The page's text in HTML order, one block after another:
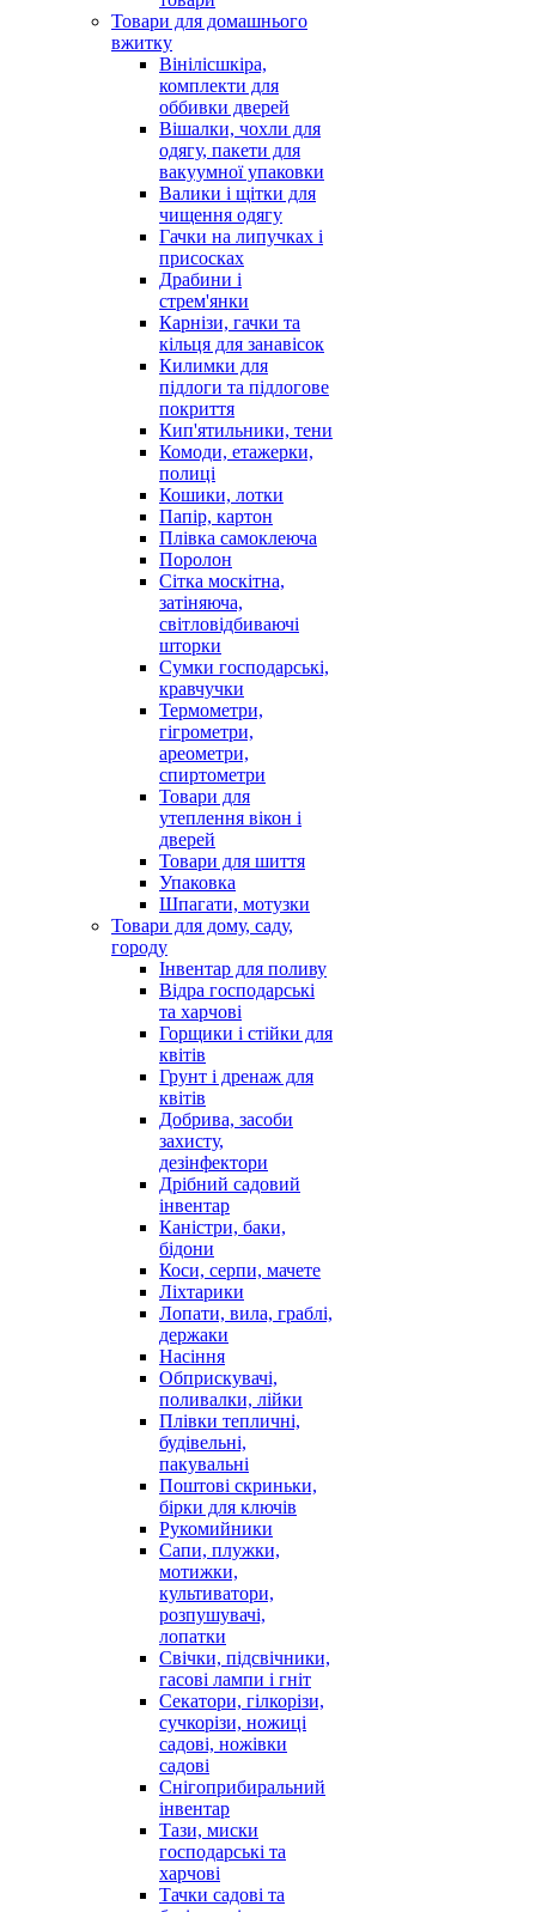
Товари для домашнього
вжитку
Вінілісшкіра,
комплекти для
оббивки дверей
Вішалки, чохли для
одягу, пакети для
вакуумної упаковки
Валики і щітки для
чищення одягу
Гачки на липучках і
присосках
Драбини і
стрем'янки
Карнізи, гачки та
кільця для занавісок
Килимки для
підлоги та підлогове
покриття
Кип'ятильники, тени
Комоди, етажерки,
полиці
Кошики, лотки
Папір, картон
Плівка самоклеюча
Поролон
Сітка москітна,
затіняюча,
світловідбиваючі
шторки
Сумки господарські,
кравчучки
Термометри,
гігрометри,
ареометри,
спиртометри
Товари для
утеплення вікон і
дверей
Товари для шиття
Упаковка
Шпагати, мотузки
Товари для дому, саду,
городу
Інвентар для поливу
Відра господарські
та харчові
Горщики і стійки для
квітів
Грунт і дренаж для
квітів
Добрива, засоби
захисту,
дезінфектори
Дрібний садовий
інвентар
Каністри, баки,
бідони
Коси, серпи, мачете
Ліхтарики
Лопати, вила, граблі,
держаки
Насіння
Обприскувачі,
поливалки, лійки
Плівки тепличні,
будівельні,
пакувальні
Поштові скриньки,
бірки для ключів
Рукомийники
Сапи, плужки,
мотижки,
культиватори,
розпушувачі,
лопатки
Свічки, підсвічники,
гасові лампи і гніт
Секатори, гілкорізи,
сучкорізи, ножиці
садові, ножівки
садові
Снігоприбиральний
інвентар
Тази, миски
господарські та
харчові
Тачки садові та